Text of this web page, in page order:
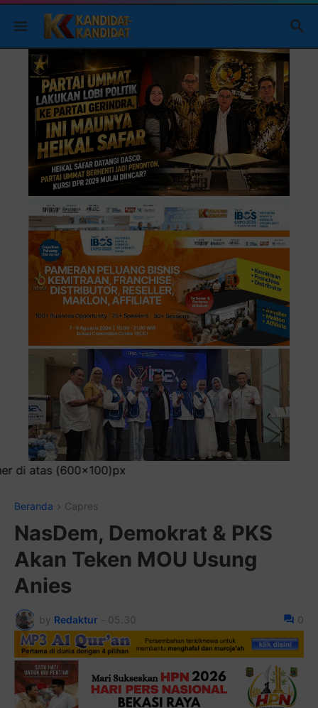
Beranda Capres
NasDem, Demokrat & PKS
Akan Teken MOU Usung
Anies
by Redaktur - 05.30 0